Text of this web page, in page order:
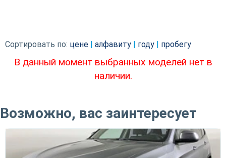
Сортировать по: цене алфавиту году пробегу
В данный момент выбранных моделей нет в
наличии.
Возможно, вас заинтересует